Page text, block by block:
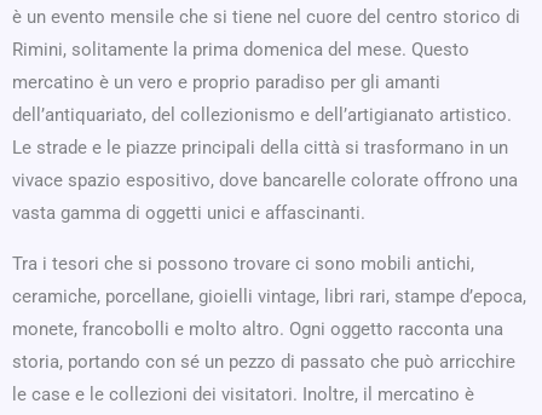
è un evento mensile che si tiene nel cuore del centro storico di
Rimini, solitamente la prima domenica del mese. Questo
mercatino è un vero e proprio paradiso per gli amanti
dell’antiquariato, del collezionismo e dell’artigianato artistico.
Le strade e le piazze principali della città si trasformano in un
vivace spazio espositivo, dove bancarelle colorate offrono una
vasta gamma di oggetti unici e affascinanti.
Tra i tesori che si possono trovare ci sono mobili antichi,
ceramiche, porcellane, gioielli vintage, libri rari, stampe d’epoca,
monete, francobolli e molto altro. Ogni oggetto racconta una
storia, portando con sé un pezzo di passato che può arricchire
le case e le collezioni dei visitatori. Inoltre, il mercatino è